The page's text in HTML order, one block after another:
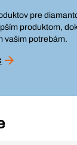
pre
produktom,
vašim potrebám.